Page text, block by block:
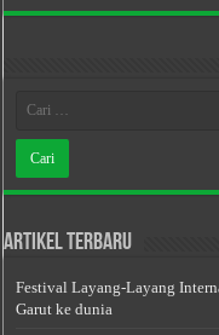
Artikel Terbaru
Festival Layang-Layang
Garut ke dunia